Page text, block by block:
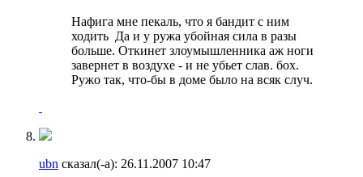
Нафига мне пекаль, что я бандит с ним
ходить Да и у ружа убойная сила в разы
больше. Откинет злоумышленника аж ноги
завернет в воздухе - и не убьет слав. бох.
Ружо так, что-бы в доме было на всяк случ.
ubn сказал(-а): 26.11.2007 10:47